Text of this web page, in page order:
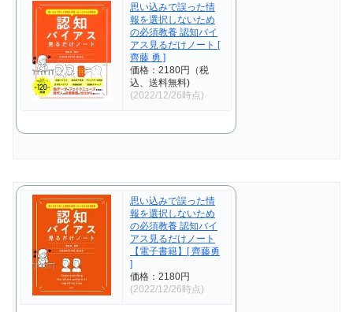
思い込みで誤った情
報を選択しないため
の必須教養 認知バイ
アス見るだけノート [
齊藤 勇 ]
価格：2180円（税
込、送料無料)
(2022/12/26時点)
思い込みで誤った情
報を選択しないため
の必須教養 認知バイ
アス見るだけノート
【電子書籍】[ 齊藤勇
]
価格：2180円
(2022/12/26時点)